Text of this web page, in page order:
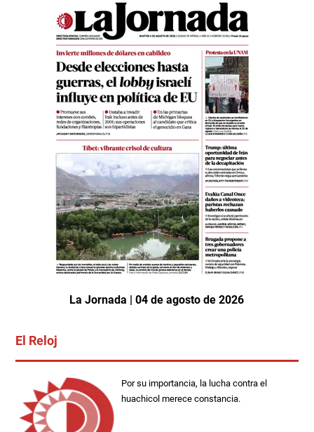
La Jornada | 04 de agosto de 2026
El Reloj
Por su importancia, la lucha contra el
huachicol merece constancia.